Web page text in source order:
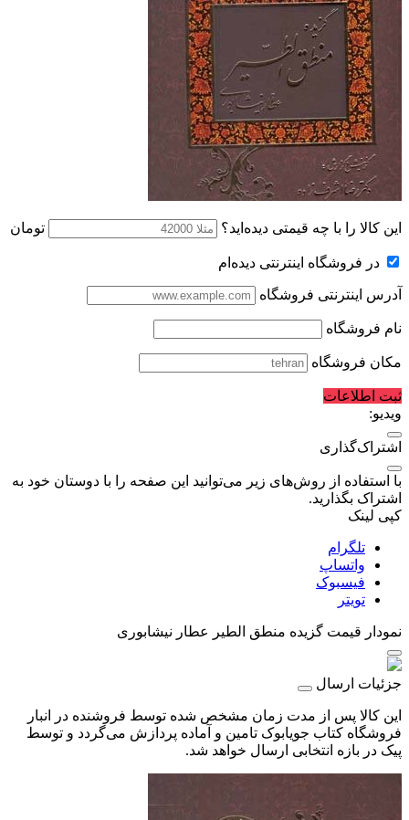
این کالا را با چه قیمتی دیده‌اید؟ تومان
در فروشگاه اینترنتی دیده‌ام
آدرس اینترنتی فروشگاه
نام فروشگاه
مکان فروشگاه
ثبت اطلاعات
ویدیو:
اشتراک‌گذاری
با استفاده از روش‌های زیر می‌توانید این صفحه را با دوستان خود به
اشتراک بگذارید.
کپی لینک
تلگرام
واتساپ
فیسبوک
تویتر
نمودار قیمت گزیده منطق الطیر عطار نیشابوری
جزئیات ارسال
این کالا پس از مدت زمان مشخص شده توسط فروشنده در انبار
فروشگاه کتاب جویابوک تامین و آماده پردازش می‌گردد و توسط
پیک در بازه انتخابی ارسال خواهد شد.